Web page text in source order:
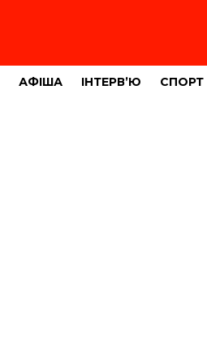
АФІША ІНТЕРВ’Ю СПОРТ